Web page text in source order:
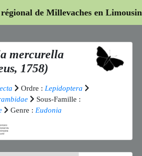
de Millevaches en Limousin
mercurella
1758)
Ordre : Lepidoptera
Sous-Famille :
Genre : Eudonia